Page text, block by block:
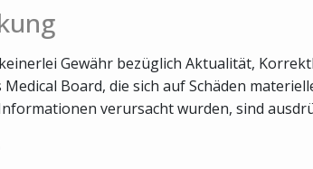
Gewähr bezüglich Aktualität,
Board, die sich auf Schäden
verursacht wurden, sind